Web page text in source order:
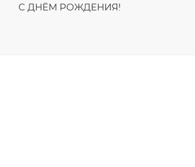
С ДНЁМ РОЖДЕНИЯ!